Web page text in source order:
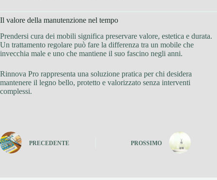
Il valore della manutenzione nel tempo
Prendersi cura dei mobili significa preservare valore, estetica e durata.
Un trattamento regolare può fare la differenza tra un mobile che
invecchia male e uno che mantiene il suo fascino negli anni.
Rinnova Pro rappresenta una soluzione pratica per chi desidera
mantenere il legno bello, protetto e valorizzato senza interventi
complessi.
PRECEDENTE PROSSIMO